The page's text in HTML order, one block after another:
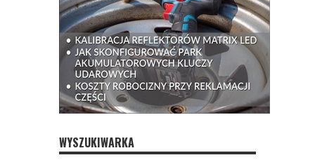
WYSZUKIWARKA